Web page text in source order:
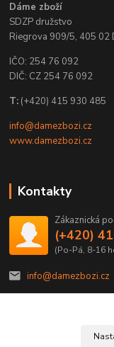
Dáme zboží
SDZP družstvo
Riegrova 909/5, 405 02
IČO: 254 76 092
DIČ: CZ 254 76 092
T: (+420) 415 930 485
info@damezbozi.cz
www.damezbozi.cz
Kontakty
Zákaznická
(+420)
(Po-Pá, 8-16
info@damezbozi.cz